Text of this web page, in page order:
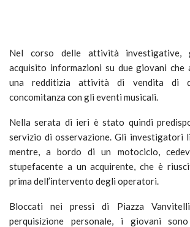
Nel corso delle attività investigative,
acquisito informazioni su due giovani che
una redditizia attività di vendita di
concomitanza con gli eventi musicali.
Nella serata di ieri è stato quindi
servizio di osservazione. Gli investigatori
mentre, a bordo di un motociclo,
stupefacente a un acquirente, che è
prima dell’intervento degli operatori.
Bloccati nei pressi di Piazza
perquisizione personale, i giovani